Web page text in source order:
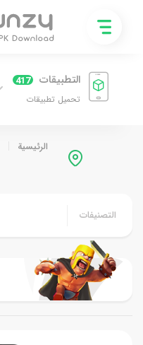
التطبيقات 417
تحميل تطبيقات
الرئيسية
التصنيفات